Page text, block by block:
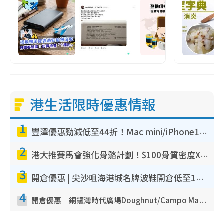
港生活限時優惠情報
1 豐澤優惠勁減低至44折！Mac mini/iPhone17Pro大減價！廚房家電$220起
2 港大推賽馬會強化骨骼計劃！$100骨質密度X光檢查 完成免費運動訓練送超市禮券！附參加資格
3 開倉優惠 | 尖沙咀海港城名牌波鞋開倉低至1折！On鞋$899起／Joy&Peace鞋履$98起
4 開倉優惠｜銅鑼灣時代廣場Doughnut/Campo Marzio開倉低至1折！背囊、書包、手袋劈價$200起